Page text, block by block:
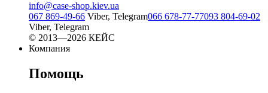
info@case-shop.kiev.ua
067 869-49-66 Viber, Telegram066 678-77-77093 804-69-02
Viber, Telegram
© 2013—2026 КЕЙС
Компания
Помощь